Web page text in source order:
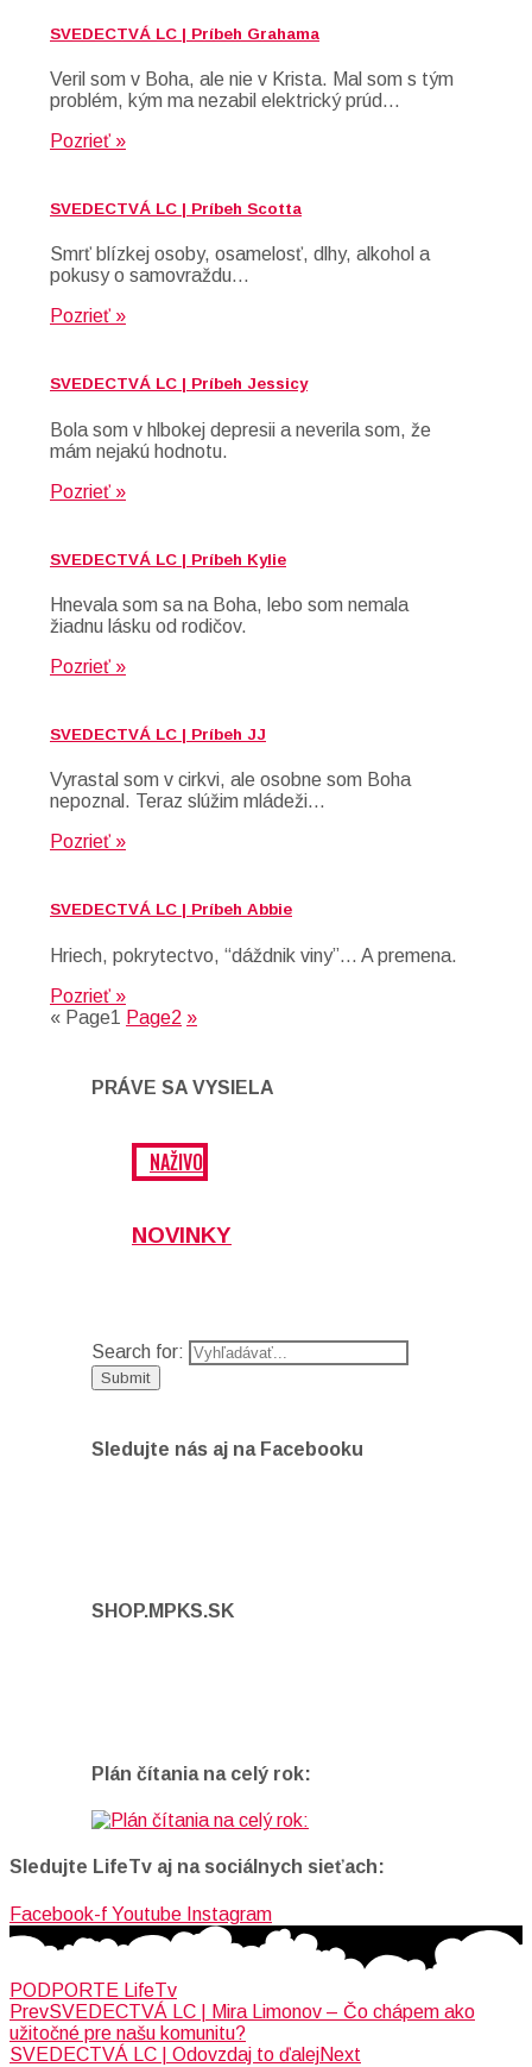
SVEDECTVÁ LC | Príbeh Grahama
Veril som v Boha, ale nie v Krista. Mal som s tým
problém, kým ma nezabil elektrický prúd…
Pozrieť »
SVEDECTVÁ LC | Príbeh Scotta
Smrť blízkej osoby, osamelosť, dlhy, alkohol a
pokusy o samovraždu…
Pozrieť »
SVEDECTVÁ LC | Príbeh Jessicy
Bola som v hlbokej depresii a neverila som, že
mám nejakú hodnotu.
Pozrieť »
SVEDECTVÁ LC | Príbeh Kylie
Hnevala som sa na Boha, lebo som nemala
žiadnu lásku od rodičov.
Pozrieť »
SVEDECTVÁ LC | Príbeh JJ
Vyrastal som v cirkvi, ale osobne som Boha
nepoznal. Teraz slúžim mládeži…
Pozrieť »
SVEDECTVÁ LC | Príbeh Abbie
Hriech, pokrytectvo, “dáždnik viny”… A premena.
Pozrieť »
« Page1 Page2 »
PRÁVE SA VYSIELA
NAŽIVO
NOVINKY
Search for:
Sledujte nás aj na Facebooku
SHOP.MPKS.SK
Plán čítania na celý rok:
Sledujte LifeTv aj na sociálnych sieťach:
Facebook-f Youtube Instagram
PODPORTE LifeTv
PrevSVEDECTVÁ LC | Mira Limonov – Čo chápem ako
užitočné pre našu komunitu?
SVEDECTVÁ LC | Odovzdaj to ďalejNext